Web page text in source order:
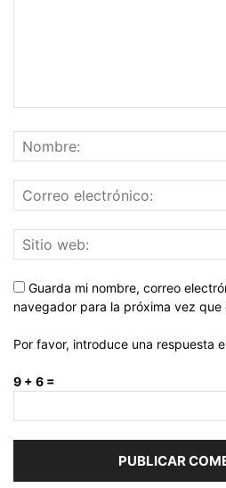
Guarda mi nombre, correo
navegador para la próxima vez que
Por favor, introduce una respuesta
9 + 6 =